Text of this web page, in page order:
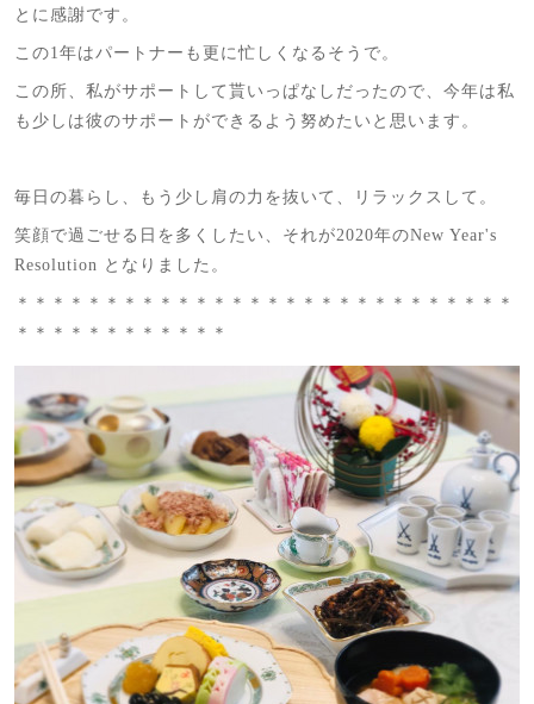
とに感謝です。
この1年はパートナーも更に忙しくなるそうで。
この所、私がサポートして貰いっぱなしだったので、今年は私
も少しは彼のサポートができるよう努めたいと思います。
毎日の暮らし、もう少し肩の力を抜いて、リラックスして。
笑顔で過ごせる日を多くしたい、それが2020年のNew Year's
Resolution となりました。
＊＊＊＊＊＊＊＊＊＊＊＊＊＊＊＊＊＊＊＊＊＊＊＊＊＊＊＊
＊＊＊＊＊＊＊＊＊＊＊＊